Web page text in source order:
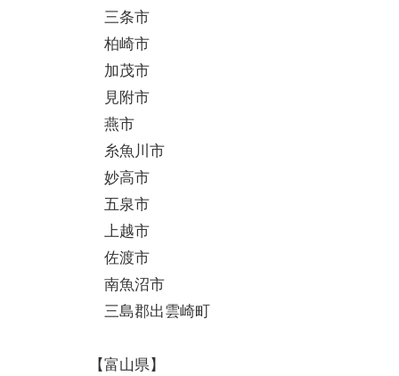
三条市
柏崎市
加茂市
見附市
燕市
糸魚川市
妙高市
五泉市
上越市
佐渡市
南魚沼市
三島郡出雲崎町
【富山県】